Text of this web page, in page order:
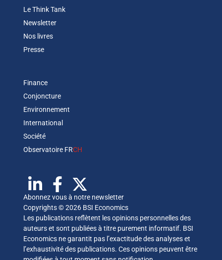
Le Think Tank
Newsletter
Nos livres
Presse
Finance
Conjoncture
Environnement
International
Société
Observatoire FRCH
Abonnez vous à notre newsletter
Copyrights © 2026 BSI Economics
Les publications reflètent les opinions personnelles des
auteurs et sont publiées à titre purement informatif. BSI
Economics ne garantit pas l’exactitude des analyses et
l’exhaustivité des publications. Ces opinions peuvent être